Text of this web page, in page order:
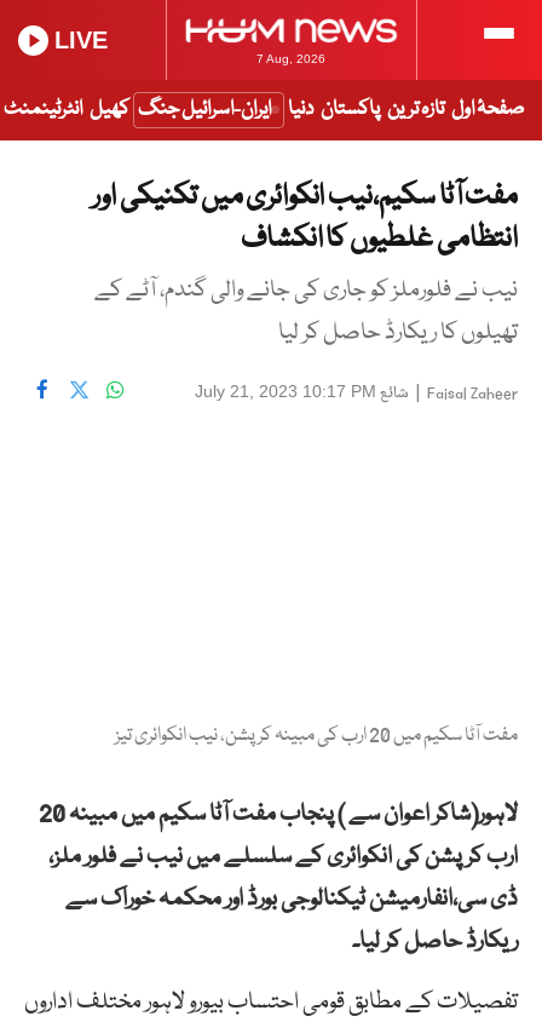
7 Aug, 2026
LIVE
صفحۂ اول تازہ ترین پاکستان دنیا ایران-اسرائیل جنگ کھیل انٹرٹینمنٹ
مفت آٹا سکیم،نیب انکوائری میں تکنیکی اور
انتظامی غلطیوں کا انکشاف
نیب نے فلورملز کو جاری کی جانے والی گندم، آٹے کے
تھیلوں کا ریکارڈ حاصل کر لیا
Faisal Zaheer
| شائع July 21, 2023 10:17 PM
مفت آٹا سکیم میں 20 ارب کی مبینہ کرپشن، نیب انکوائری تیز
لاہور(شاکر اعوان سے ) پنجاب مفت آٹا سکیم میں مبینہ 20
ارب کرپشن کی انکوائری کے سلسلے میں نیب نے فلور ملز،
ڈی سی،انفارمیشن ٹیکنالوجی بورڈ اور محکمہ خوراک سے
ریکارڈ حاصل کر لیا۔
تفصیلات کے مطابق قومی احتساب بیورو لاہور مختلف اداروں